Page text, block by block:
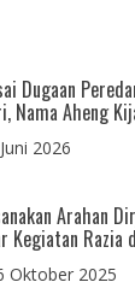
Dugaan
Nama Aheng
2026
Arahan
Kegiatan Razia
Oktober 2025